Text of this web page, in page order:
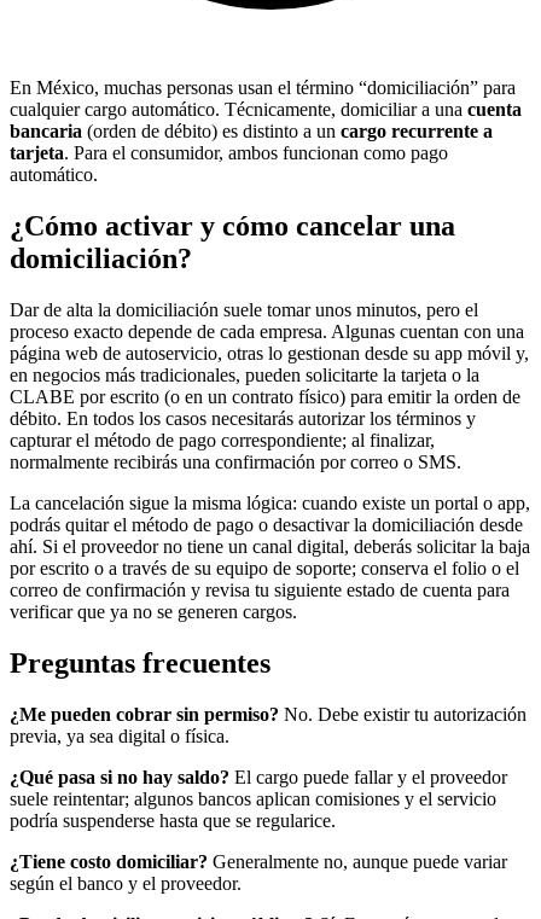
En México, muchas personas usan el término “domiciliación” para
cualquier cargo automático. Técnicamente, domiciliar a una cuenta
bancaria (orden de débito) es distinto a un cargo recurrente a
tarjeta. Para el consumidor, ambos funcionan como pago
automático.
¿Cómo activar y cómo cancelar una
domiciliación?
Dar de alta la domiciliación suele tomar unos minutos, pero el
proceso exacto depende de cada empresa. Algunas cuentan con una
página web de autoservicio, otras lo gestionan desde su app móvil y,
en negocios más tradicionales, pueden solicitarte la tarjeta o la
CLABE por escrito (o en un contrato físico) para emitir la orden de
débito. En todos los casos necesitarás autorizar los términos y
capturar el método de pago correspondiente; al finalizar,
normalmente recibirás una confirmación por correo o SMS.
La cancelación sigue la misma lógica: cuando existe un portal o app,
podrás quitar el método de pago o desactivar la domiciliación desde
ahí. Si el proveedor no tiene un canal digital, deberás solicitar la baja
por escrito o a través de su equipo de soporte; conserva el folio o el
correo de confirmación y revisa tu siguiente estado de cuenta para
verificar que ya no se generen cargos.
Preguntas frecuentes
¿Me pueden cobrar sin permiso? No. Debe existir tu autorización
previa, ya sea digital o física.
¿Qué pasa si no hay saldo? El cargo puede fallar y el proveedor
suele reintentar; algunos bancos aplican comisiones y el servicio
podría suspenderse hasta que se regularice.
¿Tiene costo domiciliar? Generalmente no, aunque puede variar
según el banco y el proveedor.